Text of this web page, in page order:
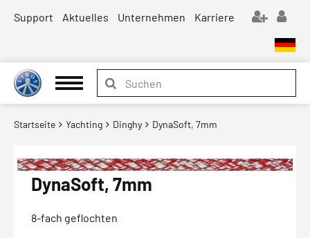
Support Aktuelles Unternehmen Karriere
Startseite Yachting Dinghy DynaSoft, 7mm
DynaSoft, 7mm
8-fach geflochten